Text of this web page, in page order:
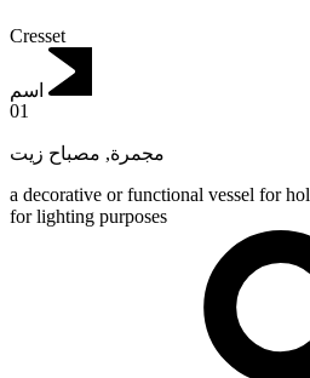
Cresset
اسم
01
مجمرة, مصباح زيت
a decorative or functional vessel for
for lighting purposes